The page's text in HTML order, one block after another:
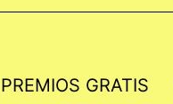
PREMIOS GRATIS